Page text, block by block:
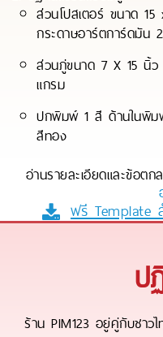
ส่วนโปสเตอร์ ขนาด
กระดาษอาร์ตการ์ดมัน
ส่วนภู่ขนาด 7 X 15 นิ้
แกรม
ปกพิมพ์ 1 สี ด้านในพิม
สีทอง
อ่านรายละเอียดและข้อตก
ฟรี Template
ป
ร้าน PIM123 อยู่คู่กับชาว